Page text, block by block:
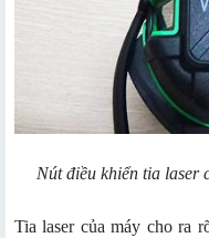
Nút điều khiển tia laser
Tia laser của máy cho ra